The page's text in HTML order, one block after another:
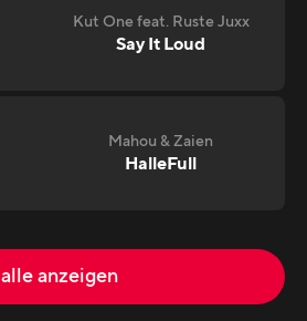
Kut One feat. Ruste Juxx
Say It Loud
Mahou & Zaien
HalleFull
alle anzeigen